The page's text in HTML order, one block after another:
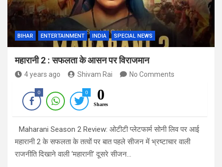
BIHAR ENTERTAINMENT INDIA SPECIAL NEWS
महारानी 2 : सफलता के आसन पर विराजमान
4 years ago Shivam Rai No Comments
0 0 0
Shares
Maharani Season 2 Review: ओटीटी प्लेटफार्म सोनी लिव पर आई
महारानी 2 के सफलता के तत्वों पर बात पहले सीजन में भ्रष्टाचार वाली
राजनीति दिखाने वाली ‘महारानी’ दूसरे सीजन…